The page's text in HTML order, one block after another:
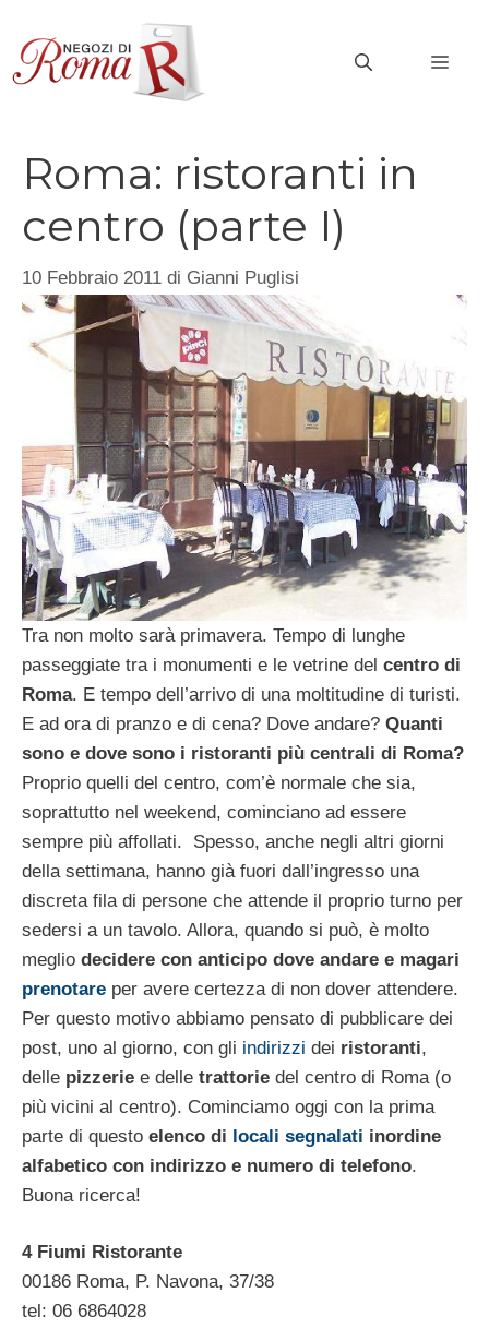
contenuto
Roma: ristoranti in
centro (parte I)
10 Febbraio 2011 di Gianni Puglisi
Tra non molto sarà primavera. Tempo di lunghe
passeggiate tra i monumenti e le vetrine del centro di
Roma. E tempo dell’arrivo di una moltitudine di turisti.
E ad ora di pranzo e di cena? Dove andare? Quanti
sono e dove sono i ristoranti più centrali di Roma?
Proprio quelli del centro, com’è normale che sia,
soprattutto nel weekend, cominciano ad essere
sempre più affollati. Spesso, anche negli altri giorni
della settimana, hanno già fuori dall’ingresso una
discreta fila di persone che attende il proprio turno per
sedersi a un tavolo. Allora, quando si può, è molto
meglio decidere con anticipo dove andare e magari
prenotare per avere certezza di non dover attendere.
Per questo motivo abbiamo pensato di pubblicare dei
post, uno al giorno, con gli indirizzi dei ristoranti,
delle pizzerie e delle trattorie del centro di Roma (o
più vicini al centro). Cominciamo oggi con la prima
parte di questo elenco di locali segnalati inordine
alfabetico con indirizzo e numero di telefono.
Buona ricerca!
4 Fiumi Ristorante
00186 Roma, P. Navona, 37/38
tel: 06 6864028